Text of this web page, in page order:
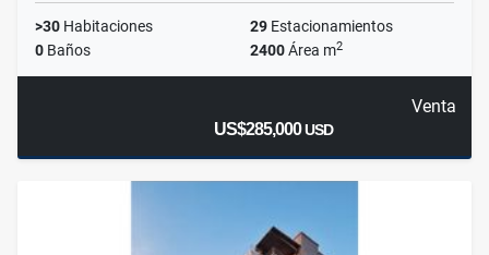
>30 Habitaciones 29 Estacionamientos
0 Baños 2400Área m2
Venta
US$285,000USD